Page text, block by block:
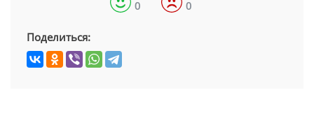
0 0
Поделиться: